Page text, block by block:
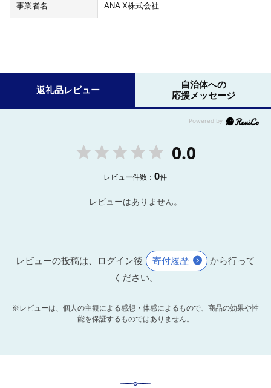
事業者名 ANA X株式会社
返礼品レビュー
自治体への
応援メッセージ
0.0
レビュー件数：0件
レビューはありません。
レビューの投稿は、ログイン後 寄付履歴
から行って
ください。
※レビューは、個人の主観による感想・体感によるもので、商品の効果や性
能を保証するものではありません。